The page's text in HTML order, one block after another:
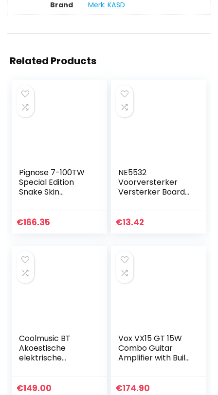
Brand
Merk: KASD
Related Products
Pignose 7-100TW
Special Edition
Snake Skin
€166.35
NE5532
Voorversterker
Versterker Board
HIFI OP-AMP
€13.42
Coolmusic BT
Akoestische
elektrische
gitaarversterker,
€149.00
Vox VX15 GT 15W
Combo Guitar
Amplifier with Built
€174.90